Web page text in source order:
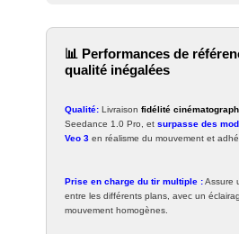
📊 Performances de
qualité inégalées
Qualité: Livraisonfidélité
Seedance 1.0 Pro, etsurpasse des
Veo 3 en réalisme du mouvement et
Prise en charge du tir multiple :Assure
entre les différents plans, avec un
mouvement homogènes.